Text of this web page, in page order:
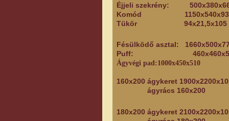
Éjjeli szekrény:
Komód
Tükör 94x21,5x105
Fésülködő asztal:
Puff:
Ágyvégi
160x200 ágykeret
ágyrács 160x200
180x200 ágykeret